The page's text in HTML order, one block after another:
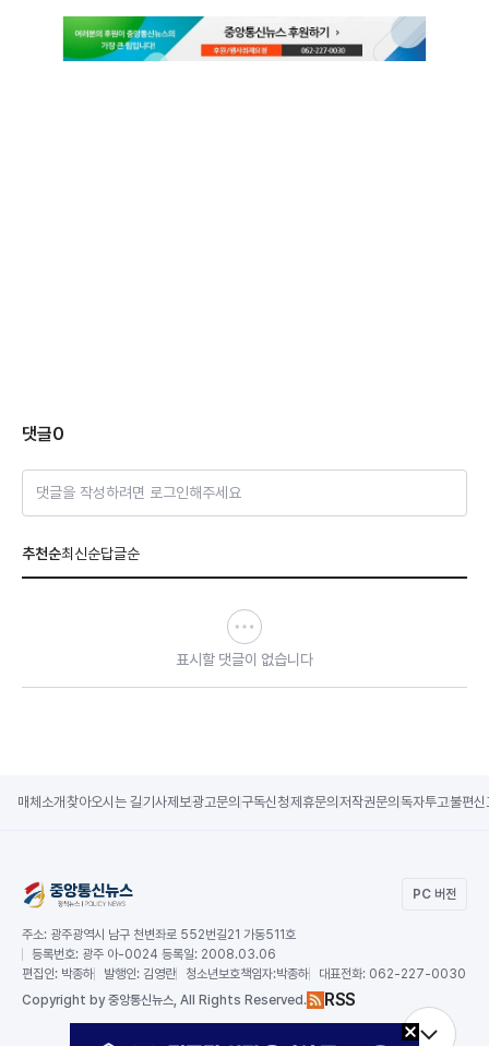
댓글0
댓글을 작성하려면 로그인해주세요
추천순최신순답글순
표시할 댓글이 없습니다
매체소개 찾아오시는 길기사제보광고문의 구독신청제휴문의 저작권문의 독자투고불편신
PC 버전
주소: 광주광역시 남구 천변좌로 552번길21 가동511호
등록번호: 광주 아-0024 등록일: 2008.03.06
편집인: 박종하 발행인: 김영란 청소년보호책임자:박종하 대표전화: 062-227-0030
Copyright by 중앙통신뉴스, All Rights Reserved. RSS